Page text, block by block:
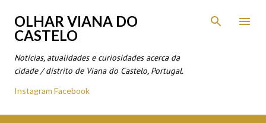
Avançar para o conteúdo principal
OLHAR VIANA DO
CASTELO
Notícias, atualidades e curiosidades acerca da
cidade / distrito de Viana do Castelo, Portugal.
Instagram Facebook